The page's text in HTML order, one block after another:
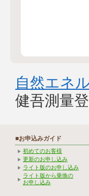
自然エネ
健吾測量
■お申込みガイド
初めてのお客様
更新のお申し込み
ライト版のお申し込み
ライト版から乗換の
お申し込み